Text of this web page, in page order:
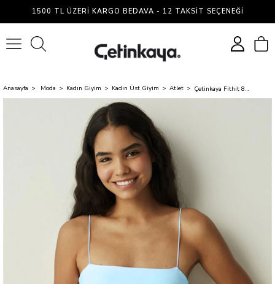
1500 TL ÜZERI KARGO BEDAVA - 12 TAKSIT SEÇENEĞI
Anasayfa Moda Kadın Giyim Kadın Üst Giyim Atlet Çetinkaya Fithit 8445 Bayan 30/1 Likralı Süprem İp Askılı Atlet Açık Mavi